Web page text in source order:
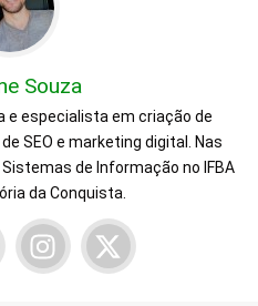
Souza
e especialista em criação de
SEO e marketing digital. Nas
de Informação no IFBA
da Conquista.